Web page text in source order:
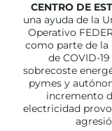
CENTRO DE
una ayuda de la
Operativo
como parte de la
de COVID-
sobrecoste
pymes y
incremento
electricidad